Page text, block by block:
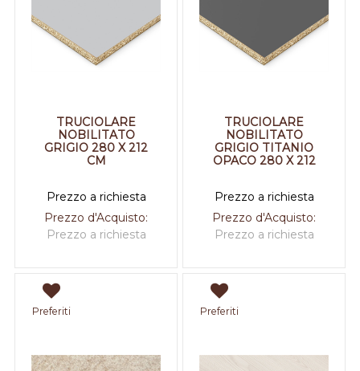
TRUCIOLARE
NOBILITATO
GRIGIO 280 X 212
CM
Prezzo a richiesta
Prezzo d'Acquisto:
Prezzo a richiesta
TRUCIOLARE
NOBILITATO
GRIGIO TITANIO
OPACO 280 X 212
Prezzo a richiesta
Prezzo d'Acquisto:
Prezzo a richiesta
Preferiti Preferiti